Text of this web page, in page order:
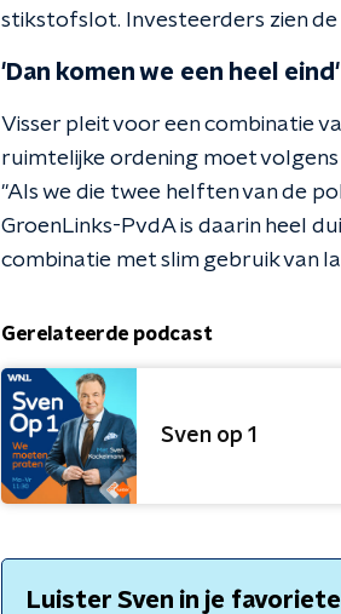
stikstofslot. Investeerders zien de
'Dan komen we een heel eind'
Visser pleit voor een combinatie
ruimtelijke ordening moet
"Als we die twee helften van de
GroenLinks-PvdA is daarin heel
combinatie met slim gebruik van
Gerelateerde podcast
Sven op 1
Luister Sven in je